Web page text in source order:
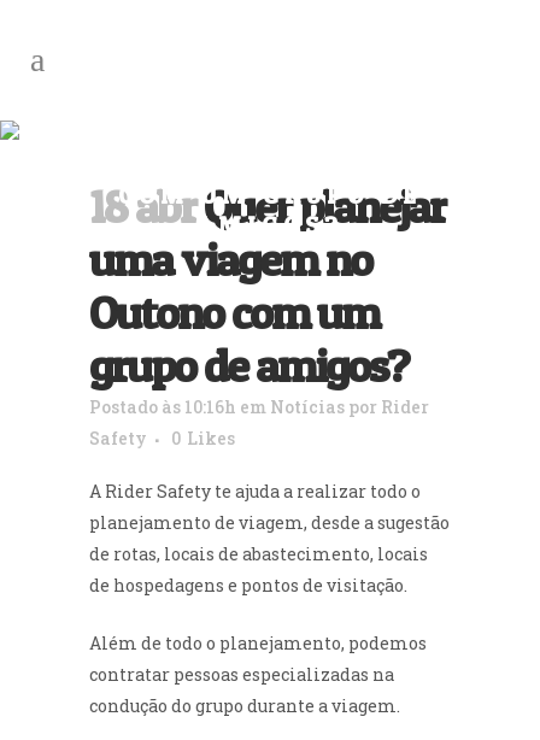
COM UM GRUPO DE
AMIGOS?
18 abrQuer planejar
uma viagem no
Outono com um
grupo de amigos?
Postado às 10:16h em Notícias por Rider
Safety
0 Likes
A Rider Safety te ajuda a realizar todo o
planejamento de viagem, desde a sugestão
de rotas, locais de abastecimento, locais
de hospedagens e pontos de visitação.
Além de todo o planejamento, podemos
contratar pessoas especializadas na
condução do grupo durante a viagem.